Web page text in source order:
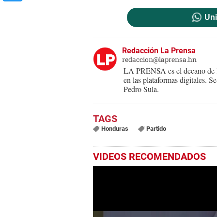
Redacción La Prensa
redaccion@laprensa.hn
LA PRENSA es el decano de
en las plataformas digitales.
Pedro Sula.
Honduras Partido
VIDEOS RECOMENDADOS